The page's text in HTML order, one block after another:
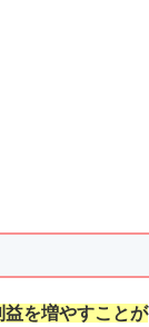
を増やすことが